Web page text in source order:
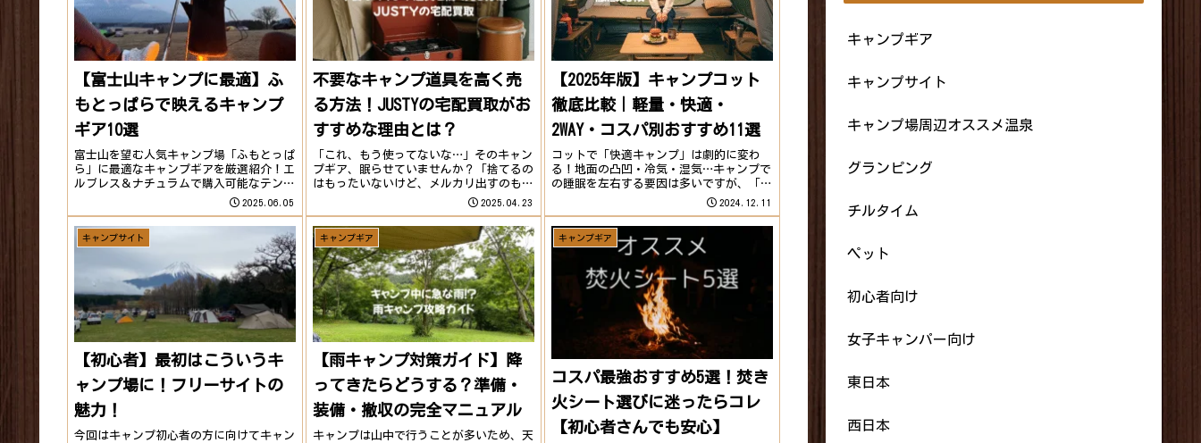
【富士山キャンプに最適】ふ
もとっぱらで映えるキャンプ
ギア10選
富士山を望む人気キャンプ場「ふもとっぱ
ら」に最適なキャンプギアを厳選紹介！エ
ルブレス＆ナチュラムで購入可能なテン
ト、チェア、ランタン、防寒用品、調理器
ました。快適でおしゃれなキャンプを実現
しましょう。
2025.06.05
不要なキャンプ道具を高く売
る方法！JUSTYの宅配買取がお
すすめな理由とは？
「これ、もう使ってないな…」そのキャン
プギア、眠らせていませんか？「捨てるの
はもったいないけど、メルカリ出すのも面
倒…」そんな悩み、あるあるですよね。そ
ス自宅でダンボールに詰めて送るだけで
OK！面倒なや...
2025.04.23
【2025年版】キャンプコット
徹底比較｜軽量・快適・
2WAY・コスパ別おすすめ11選
コットで「快適キャンプ」は劇的に変わ
る！地面の凸凹・冷気・湿気…キャンプで
の睡眠を左右する要因は多いですが、「コ
ット（簡易ベッド）」を使うだけで一気に
ことで、冷気をシャットアウト砂や虫を避
けられる腰への...
2024.12.11
キャンプサイト
【初心者】最初はこういうキ
ャンプ場に！フリーサイトの
魅力！
今回はキャンプ初心者の方に向けてキャン
キャンプギア
【雨キャンプ対策ガイド】降
ってきたらどうする？準備・
装備・撤収の完全マニュアル
キャンプは山中で行うことが多いため、天
キャンプギア
コスパ最強おすすめ5選！焚き
火シート選びに迷ったらコレ
【初心者さんでも安心】
キャンプギア
キャンプサイト
キャンプ場周辺オススメ温泉
グランピング
チルタイム
ペット
初心者向け
女子キャンパー向け
東日本
西日本